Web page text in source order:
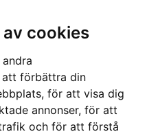
cookies
att förbättra din
för att visa dig
annonser, för att
och för att förstå
V-TEC 3m, Ställningskrok, MSA